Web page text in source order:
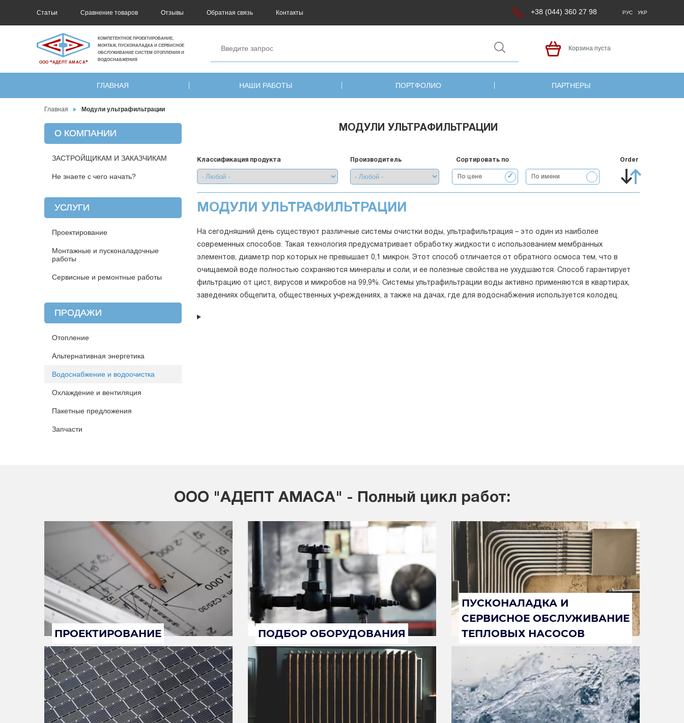
Статьи Сравнение товаров Отзывы Обратная связь Контакты +38 (044) 360 27 98 РУС УКР
ООО ❝АДЕПТ АМАСА❞
КОМПЕТЕНТНОЕ ПРОЕКТИРОВАНИЕ,
МОНТАЖ, ПУСКОНАЛАДКА И СЕРВИСНОЕ
ОБСЛУЖИВАНИЕ СИСТЕМ ОТОПЛЕНИЯ И
ВОДОСНАБЖЕНИЯ
Корзина пуста
ГЛАВНАЯ НАШИ РАБОТЫ ПОРТФОЛИО ПАРТНЕРЫ
Главная Модули ультрафильтрации
МОДУЛИ УЛЬТРАФИЛЬТРАЦИИ
Классификация продукта Производитель Сортировать по
По цене По имени
Order
МОДУЛИ УЛЬТРАФИЛЬТРАЦИИ
На сегодняшний день существуют различные системы очистки воды, ультрафильтрация – это один из наиболее
современных способов. Такая технология предусматривает обработку жидкости с использованием мембранных
элементов, диаметр пор которых не превышает 0,1 микрон. Этот способ отличается от обратного осмоса тем, что в
очищаемой воде полностью сохраняются минералы и соли, и ее полезные свойства не ухудшаются. Способ гарантирует
фильтрацию от цист, вирусов и микробов на 99,9%. Системы ультрафильтрации воды активно применяются в квартирах,
заведениях общепита, общественных учреждениях, а также на дачах, где для водоснабжения используется колодец.
О КОМПАНИИ
ЗАСТРОЙЩИКАМ И ЗАКАЗЧИКАМ
Не знаете с чего начать?
УСЛУГИ
Проектирование
Монтажные и пусконаладочные
работы
Сервисные и ремонтные работы
ПРОДАЖИ
Отопление
Альтернативная энергетика
Водоснабжение и водоочистка
Охлаждение и вентиляция
Пакетные предложения
Запчасти
ООО "АДЕПТ АМАСА" - Полный цикл работ:
ПРОЕКТИРОВАНИЕ ПОДБОР ОБОРУДОВАНИЯ
ПУСКОНАЛАДКА И
СЕРВИСНОЕ ОБСЛУЖИВАНИЕ
ТЕПЛОВЫХ НАСОСОВ